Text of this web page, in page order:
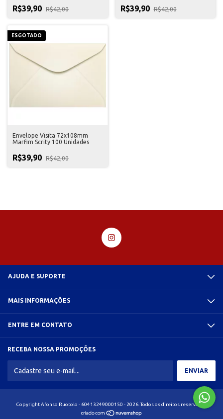
R$39,90 R$42,00 R$39,90 R$42,00
ESGOTADO
Envelope Visita 72x108mm
Marfim Scrity 100 Unidades
R$39,90 R$42,00
AJUDA E SUPORTE
MAIS INFORMAÇÕES
ENTRE EM CONTATO
RECEBA NOSSA PROMOÇÕES
Copyright Afonso Ruotolo - 60413249000150 - 2026. Todos os direitos reservados.